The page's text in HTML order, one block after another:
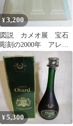
¥3,200
図説 カメオ展 宝石
彫刻の2000年 アレキ
サンダー大王からナポ
レオン3世まで
¥5,300